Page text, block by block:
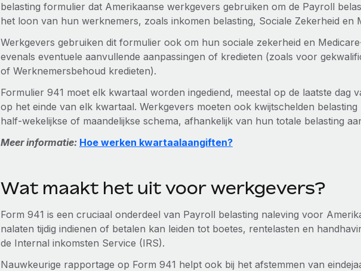
belasting formulier dat Amerikaanse werkgevers gebruiken om de Payroll
het loon van hun werknemers, zoals inkomen belasting, Sociale Zekerheid en
Werkgevers gebruiken dit formulier ook om hun sociale zekerheid en
evenals eventuele aanvullende aanpassingen of kredieten (zoals voor
of Werknemersbehoud kredieten).
Formulier 941 moet elk kwartaal worden ingediend, meestal op de laatste dag
op het einde van elk kwartaal. Werkgevers moeten ook kwijtschelden belasting
half-wekelijkse of maandelijkse schema, afhankelijk van hun totale belasting
Meer informatie: Hoe werken kwartaalaangiften?
Wat maakt het uit voor werkgevers?
Form 941 is een cruciaal onderdeel van Payroll belasting naleving voor
nalaten tijdig indienen of betalen kan leiden tot boetes, rentelasten en
de Internal inkomsten Service (IRS).
Nauwkeurige rapportage op Form 941 helpt ook bij het afstemmen van